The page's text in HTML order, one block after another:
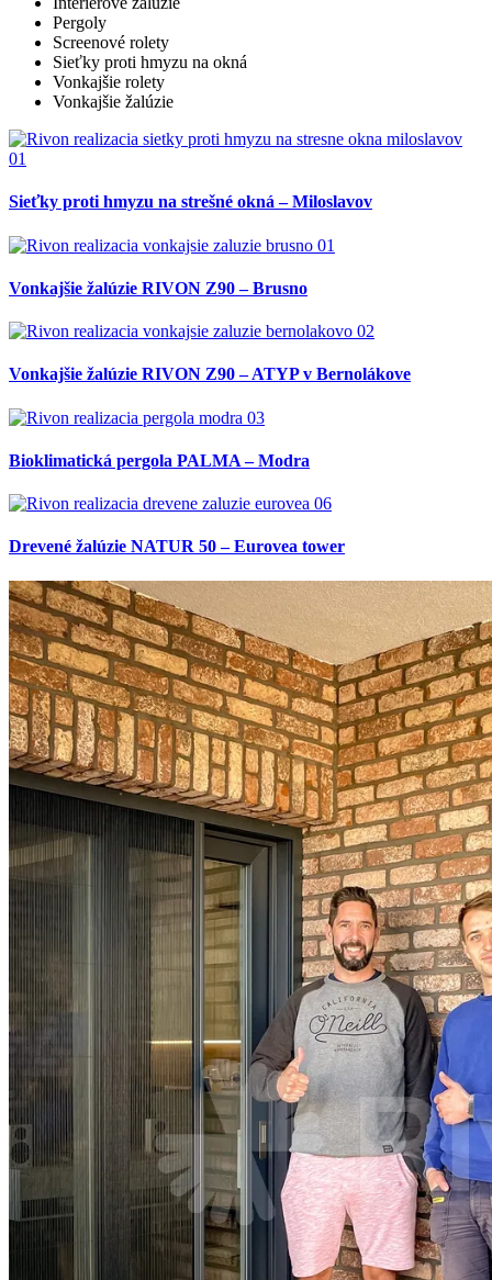
Pergoly
Screenové rolety
Sieťky proti hmyzu na okná
Vonkajšie rolety
Vonkajšie žalúzie
Sieťky proti hmyzu na strešné okná – Miloslavov
Vonkajšie žalúzie RIVON Z90 – Brusno
Vonkajšie žalúzie RIVON Z90 – ATYP v Bernolákove
Bioklimatická pergola PALMA – Modra
Drevené žalúzie NATUR 50 – Eurovea tower